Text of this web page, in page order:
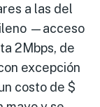
a las del
—acceso
2Mbps, de
excepción
costo de $